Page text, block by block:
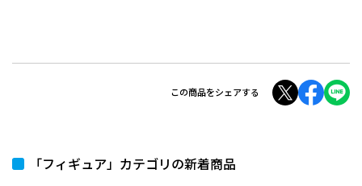
この商品をシェアする
「フィギュア」カテゴリの新着商品